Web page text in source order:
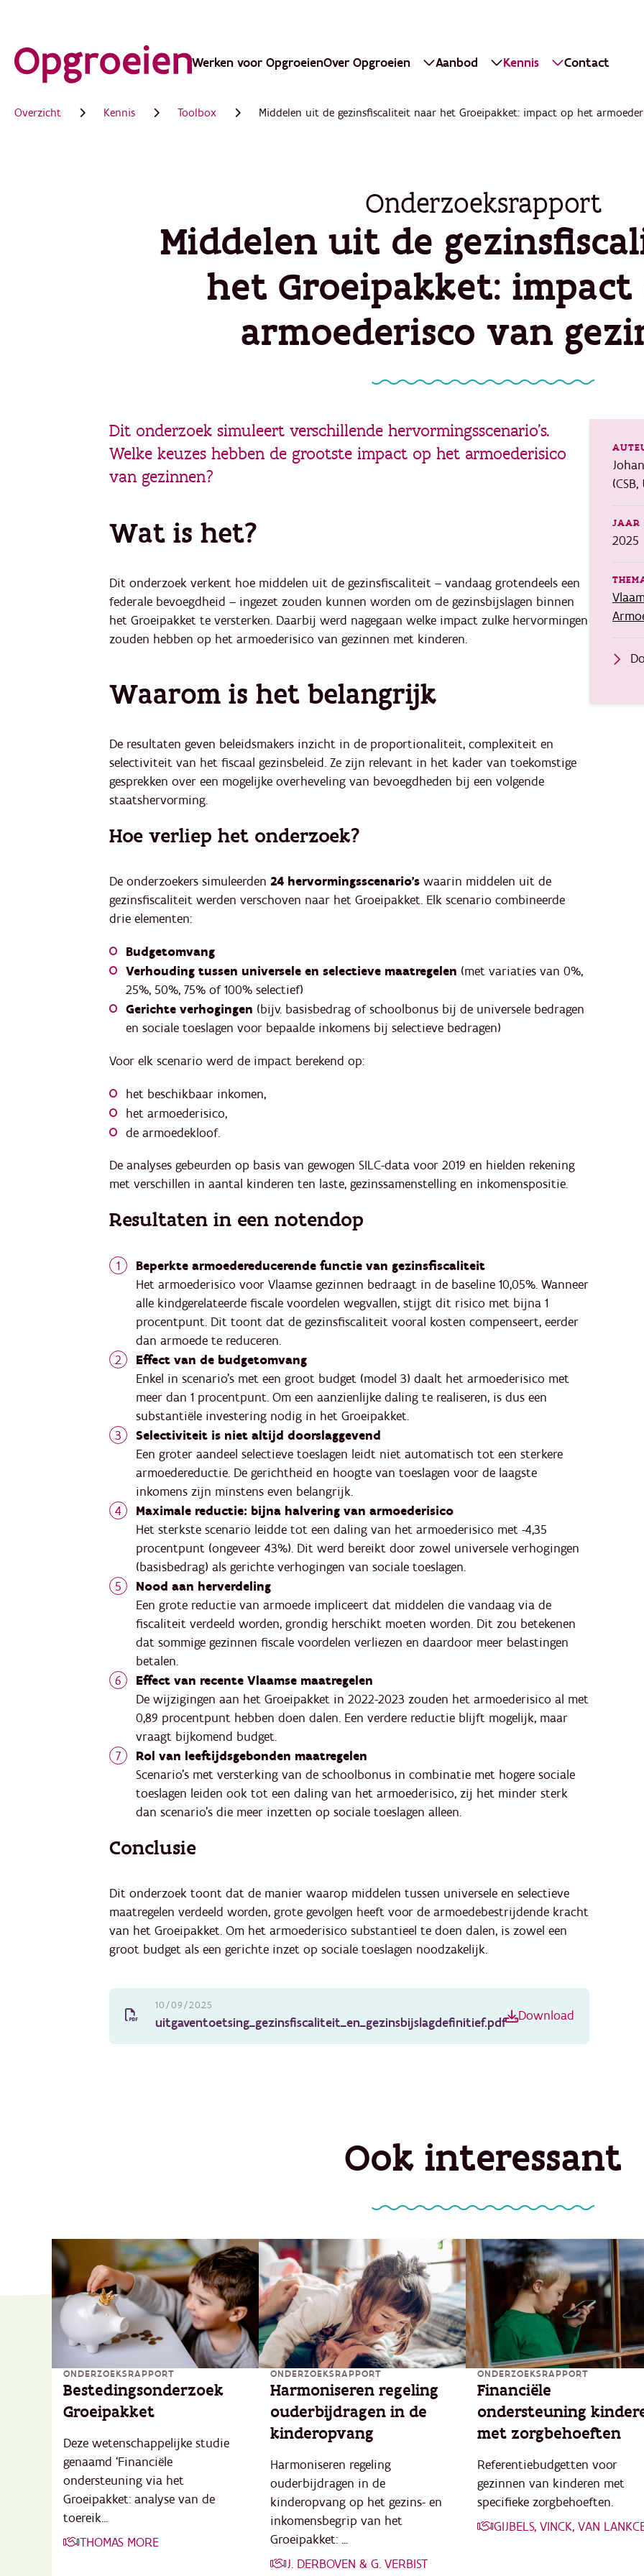
direct
naar
hoofdinhoud
Main
navigation
Werken voor OpgroeienOver Opgroeien Aanbod Kennis Contact
Overzicht Kennis Toolbox Middelen uit de gezinsfiscaliteit naar het Groeipakket: impact op het
Onderzoeksrapport
Middelen uit de
het Groeipakket:
armoederisco van
Dit onderzoek simuleert verschillende hervormingsscenario’s.
Welke keuzes hebben de grootste impact op het armoederisico
van gezinnen?
Wat is het?
Dit onderzoek verkent hoe middelen uit de gezinsfiscaliteit – vandaag grotendeels een
federale bevoegdheid – ingezet zouden kunnen worden om de gezinsbijslagen binnen
het Groeipakket te versterken. Daarbij werd nagegaan welke impact zulke hervormingen
zouden hebben op het armoederisico van gezinnen met kinderen.
Waarom is het belangrijk
De resultaten geven beleidsmakers inzicht in de proportionaliteit, complexiteit en
selectiviteit van het fiscaal gezinsbeleid. Ze zijn relevant in het kader van toekomstige
gesprekken over een mogelijke overheveling van bevoegdheden bij een volgende
staatshervorming.
Hoe verliep het onderzoek?
De onderzoekers simuleerden 24 hervormingsscenario’s waarin middelen uit de
gezinsfiscaliteit werden verschoven naar het Groeipakket. Elk scenario combineerde
drie elementen:
Budgetomvang
Verhouding tussen universele en selectieve maatregelen (met variaties van 0%,
25%, 50%, 75% of 100% selectief)
Gerichte verhogingen (bijv. basisbedrag of schoolbonus bij de universele bedragen
en sociale toeslagen voor bepaalde inkomens bij selectieve bedragen)
Voor elk scenario werd de impact berekend op:
het beschikbaar inkomen,
het armoederisico,
de armoedekloof.
De analyses gebeurden op basis van gewogen SILC-data voor 2019 en hielden rekening
met verschillen in aantal kinderen ten laste, gezinssamenstelling en inkomenspositie.
Resultaten in een notendop
Beperkte armoedereducerende functie van gezinsfiscaliteit
Het armoederisico voor Vlaamse gezinnen bedraagt in de baseline 10,05%. Wanneer
alle kindgerelateerde fiscale voordelen wegvallen, stijgt dit risico met bijna 1
procentpunt. Dit toont dat de gezinsfiscaliteit vooral kosten compenseert, eerder
dan armoede te reduceren.
Effect van de budgetomvang
Enkel in scenario’s met een groot budget (model 3) daalt het armoederisico met
meer dan 1 procentpunt. Om een aanzienlijke daling te realiseren, is dus een
substantiële investering nodig in het Groeipakket.
Selectiviteit is niet altijd doorslaggevend
Een groter aandeel selectieve toeslagen leidt niet automatisch tot een sterkere
armoedereductie. De gerichtheid en hoogte van toeslagen voor de laagste
inkomens zijn minstens even belangrijk.
Maximale reductie: bijna halvering van armoederisico
Het sterkste scenario leidde tot een daling van het armoederisico met -4,35
procentpunt (ongeveer 43%). Dit werd bereikt door zowel universele verhogingen
(basisbedrag) als gerichte verhogingen van sociale toeslagen.
Nood aan herverdeling
Een grote reductie van armoede impliceert dat middelen die vandaag via de
fiscaliteit verdeeld worden, grondig herschikt moeten worden. Dit zou betekenen
dat sommige gezinnen fiscale voordelen verliezen en daardoor meer belastingen
betalen.
Effect van recente Vlaamse maatregelen
De wijzigingen aan het Groeipakket in 2022-2023 zouden het armoederisico al met
0,89 procentpunt hebben doen dalen. Een verdere reductie blijft mogelijk, maar
vraagt bijkomend budget.
Rol van leeftijdsgebonden maatregelen
Scenario’s met versterking van de schoolbonus in combinatie met hogere sociale
toeslagen leiden ook tot een daling van het armoederisico, zij het minder sterk
dan scenario’s die meer inzetten op sociale toeslagen alleen.
Conclusie
Dit onderzoek toont dat de manier waarop middelen tussen universele en selectieve
maatregelen verdeeld worden, grote gevolgen heeft voor de armoedebestrijdende kracht
van het Groeipakket. Om het armoederisico substantieel te doen dalen, is zowel een
groot budget als een gerichte inzet op sociale toeslagen noodzakelijk.
10/09/2025
uitgaventoetsing_gezinsfiscaliteit_en_gezinsbijslagdefinitief.pdf Download
JAAR
2025
Ook interessant
ONDERZOEKSRAPPORT
Bestedingsonderzoek
Groeipakket
Deze wetenschappelijke studie
genaamd ‘Financiële
ondersteuning via het
Groeipakket: analyse van de
toereik...
THOMAS MORE
ONDERZOEKSRAPPORT
Harmoniseren regeling
ouderbijdragen in de
kinderopvang
Harmoniseren regeling
ouderbijdragen in de
kinderopvang op het gezins- en
inkomensbegrip van het
Groeipakket: ...
J. DERBOVEN & G. VERBIST
ONDERZOEKSRAPPORT
Financiële
ondersteuning
met zorgbehoeften
Referentiebudgetten voor
gezinnen van kinderen met
specifieke zorgbehoeften.
GIJBELS, VINCK, VAN